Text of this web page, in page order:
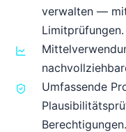
verwalten —
Limitprüfungen.
Umfassende
Berechtigungen.